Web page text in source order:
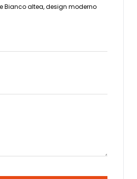
Bianco altea, design moderno